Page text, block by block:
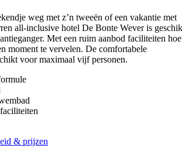
weg met z’n tweeën of een vakantie met
all-inclusive hotel De Bonte Wever is
Met een ruim aanbod faciliteiten
moment te vervelen. De comfortabele
voor maximaal vijf personen.
& prijzen